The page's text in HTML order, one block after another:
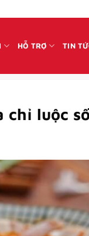
HỖ TRỢ TIN
chỉ luộc